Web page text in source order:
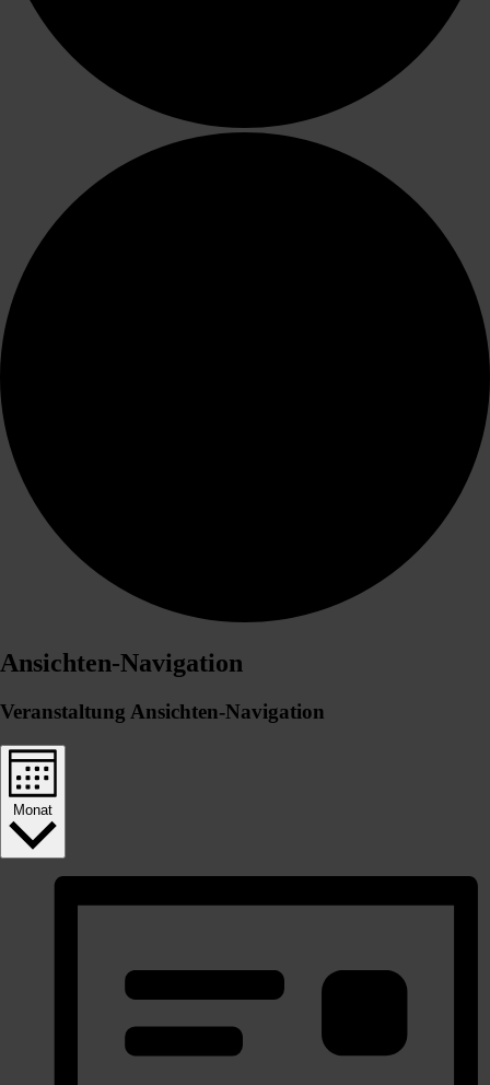
Ansichten-Navigation
Veranstaltung Ansichten-Navigation
Monat